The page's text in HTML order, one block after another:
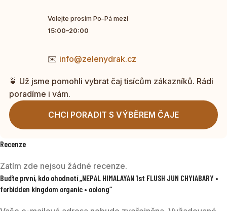
Volejte prosím Po–Pá mezi
15:00–20:00
✉️ info@zelenydrak.cz
🍵 Už jsme pomohli vybrat čaj tisícům zákazníků. Rádi
poradíme i vám.
CHCI PORADIT S VÝBĚREM ČAJE
Recenze
Zatím zde nejsou žádné recenze.
Buďte první, kdo ohodnotí „NEPAL HIMALAYAN 1st FLUSH JUN CHYIABARY •
forbidden kingdom organic • oolong“